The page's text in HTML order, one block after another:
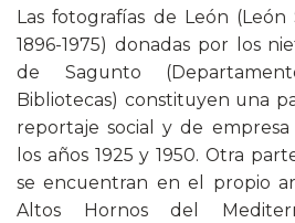
Las fotografías de León
1896-1975) donadas por los
de Sagunto
Bibliotecas) constituyen una
reportaje social y de
los años 1925 y 1950. Otra
se encuentran en el propio
Altos Hornos del